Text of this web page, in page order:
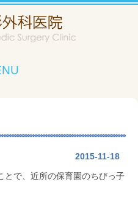
2015-11-18
とで、近所の保育園のちびっ子